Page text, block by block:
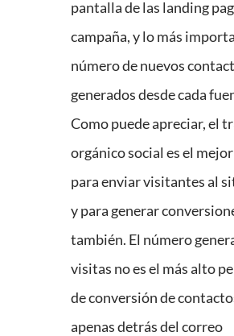
pantalla de las landing
campaña, y lo más
número de nuevos
generados desde cada
Como puede apreciar, el
orgánico social es el
para enviar visitantes al
y para generar
también. El número
visitas no es el más alto
de conversión de
apenas detrás del correo